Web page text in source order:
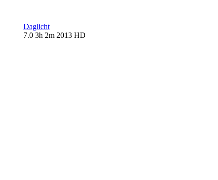
Daglicht
7.0 3h 2m 2013 HD